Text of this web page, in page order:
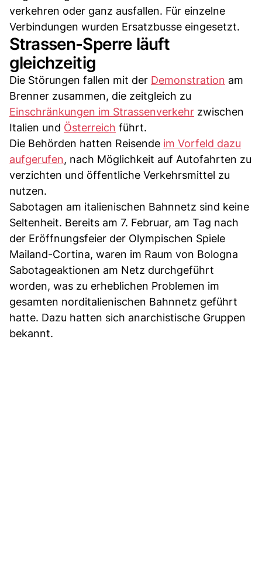
verkehren oder ganz ausfallen. Für einzelne
Verbindungen wurden Ersatzbusse eingesetzt.
Strassen-Sperre läuft
gleichzeitig
Die Störungen fallen mit der Demonstration am
Brenner zusammen, die zeitgleich zu
Einschränkungen im Strassenverkehr zwischen
Italien und Österreich führt.
Die Behörden hatten Reisende im Vorfeld dazu
aufgerufen, nach Möglichkeit auf Autofahrten zu
verzichten und öffentliche Verkehrsmittel zu
nutzen.
Sabotagen am italienischen Bahnnetz sind keine
Seltenheit. Bereits am 7. Februar, am Tag nach
der Eröffnungsfeier der Olympischen Spiele
Mailand-Cortina, waren im Raum von Bologna
Sabotageaktionen am Netz durchgeführt
worden, was zu erheblichen Problemen im
gesamten norditalienischen Bahnnetz geführt
hatte. Dazu hatten sich anarchistische Gruppen
bekannt.